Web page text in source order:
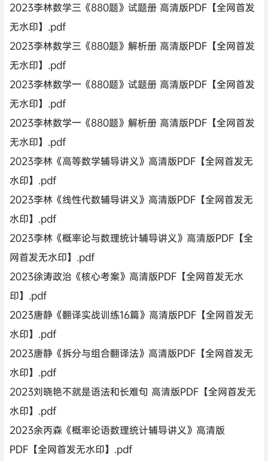
2023李林数学三《880题》试题册 高清版PDF【全网首发
无水印】.pdf
2023李林数学三《880题》解析册 高清版PDF【全网首发
无水印】.pdf
2023李林数学一《880题》试题册 高清版PDF【全网首发
无水印】.pdf
2023李林数学一《880题》解析册 高清版PDF【全网首发
无水印】.pdf
2023李林《高等数学辅导讲义》高清版PDF【全网首发无
水印】.pdf
2023李林《线性代数辅导讲义》高清版PDF【全网首发无
水印】.pdf
2023李林《概率论与数理统计辅导讲义》高清版PDF【全
网首发无水印】.pdf
2023徐涛政治《核心考案》高清版PDF【全网首发无水
印】.pdf
2023唐静《翻译实战训练16篇》高清版PDF【全网首发无
水印】.pdf
2023唐静《拆分与组合翻译法》高清版PDF【全网首发无
水印】.pdf
2023刘晓艳不就是语法和长难句 高清版PDF【全网首发无
水印】.pdf
2023余丙森《概率论语数理统计辅导讲义》高清版
PDF【全网首发无水印】.pdf